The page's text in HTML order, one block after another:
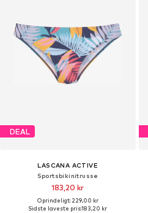
DEAL
LASCANA ACTIVE
Sportsbikinitrusse
183,20 kr
Oprindeligt: 229,00 kr
Sidste laveste pris:183,20 kr